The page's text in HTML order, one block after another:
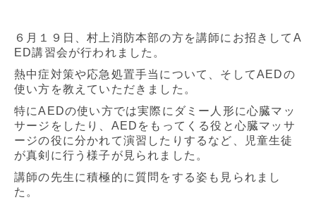
６月１９日、村上消防本部の方を講師にお招きしてA
ED講習会が行われました。
熱中症対策や応急処置手当について、そしてAEDの
使い方を教えていただきました。
特にAEDの使い方では実際にダミー人形に心臓マッ
サージをしたり、AEDをもってくる役と心臓マッサ
ージの役に分かれて演習したりするなど、児童生徒
が真剣に行う様子が見られました。
講師の先生に積極的に質問をする姿も見られまし
た。